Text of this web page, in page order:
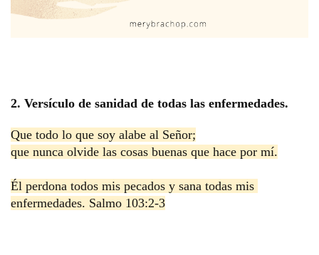
2. Versículo de sanidad de todas las enfermedades.
Que todo lo que soy alabe al Señor;
que nunca olvide las cosas buenas que hace por mí.
Él perdona todos mis pecados y sana todas mis
enfermedades. Salmo 103:2-3